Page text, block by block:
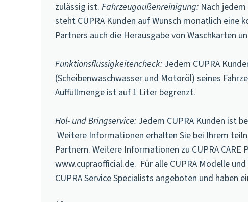
zulässig ist. Fahrzeugaußenreinigung: Nach
steht CUPRA Kunden auf Wunsch monatlich eine
Partners auch die Herausgabe von Waschkarten
Funktionsflüssigkeitencheck: Jedem CUPRA
(Scheibenwaschwasser und Motoröl) seines
Auffüllmenge ist auf 1 Liter begrenzt.
Hol- und Bringservice: Jedem CUPRA Kunden ist
Weitere Informationen erhalten Sie bei Ihrem
Partnern. Weitere Informationen zu CUPRA
www.cupraofficial.de. Für alle CUPRA Modelle
CUPRA Service Specialists angeboten und haben